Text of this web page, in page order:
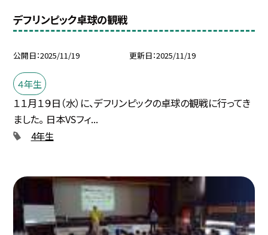
デフリンピック卓球の観戦
公開日 2025/11/19 更新日 2025/11/19
４年生
１１月１９日（水）に、デフリンピックの卓球の観戦に行ってき
ました。 日本VSフィ...
4年生